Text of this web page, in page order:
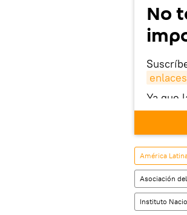
No
enlaces
Ya que
este
América
Asociación
Instituto